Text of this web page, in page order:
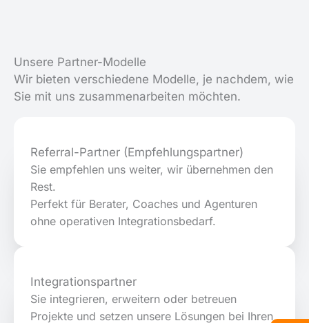
Unsere Partner-Modelle
Wir bieten verschiedene Modelle, je nachdem, wie
Sie mit uns zusammenarbeiten möchten.
Referral-Partner (Empfehlungspartner)
Sie empfehlen uns weiter, wir übernehmen den
Rest.
Perfekt für Berater, Coaches und Agenturen
ohne operativen Integrationsbedarf.
Integrationspartner
Sie integrieren, erweitern oder betreuen
Projekte und setzen unsere Lösungen bei Ihren